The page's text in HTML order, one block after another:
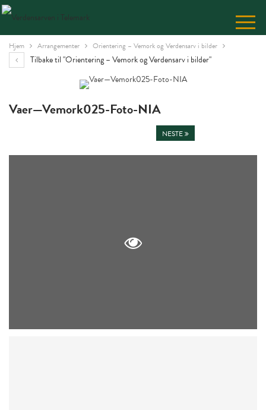
Skip
Content
Hjem Arrangementer Orientering – Vemork og Verdensarv i bilder
Tilbake til "Orientering – Vemork og Verdensarv i bilder"
Vaer—Vemork025-Foto-NIA
NESTE